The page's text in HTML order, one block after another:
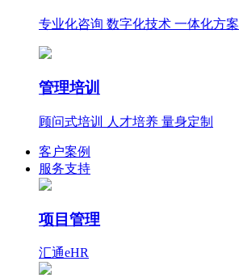
专业化咨询 数字化技术 一体化方案
管理培训
顾问式培训 人才培养 量身定制
客户案例
服务支持
项目管理
汇通eHR